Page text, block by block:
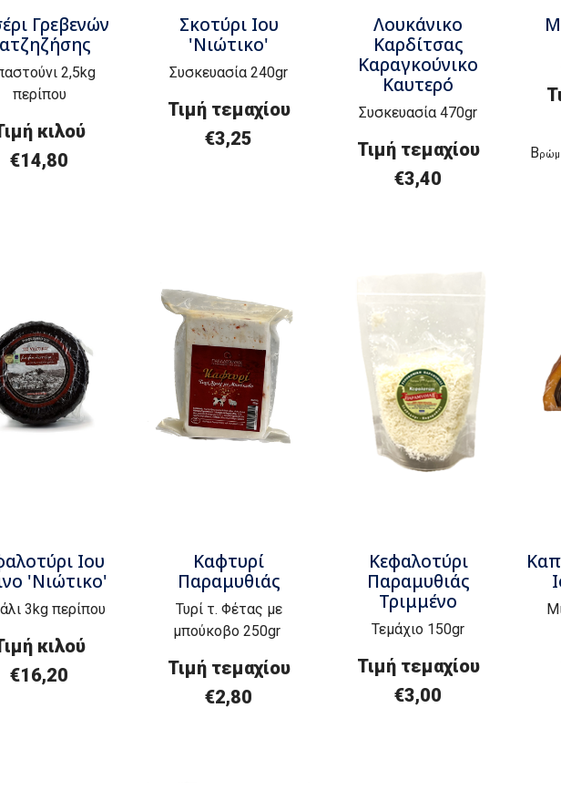
Γρεβενών
2,5kg
περίπου
κιλού
€14,80
Σκοτύρι Ιου
'Νιώτικο'
Συσκευασία 240gr
Τιμή τεμαχίου
€3,25
Λουκάνικο
Καρδίτσας
Καραγκούνικο
Καυτερό
Συσκευασία 470gr
Τιμή τεμαχίου
€3,40
Β
Ιου
'Νιώτικο'
3kg περίπου
κιλού
€16,20
Καφτυρί
Παραμυθιάς
Τυρί τ. Φέτας με
μπούκοβο 250gr
Τιμή τεμαχίου
€2,80
Κεφαλοτύρι
Παραμυθιάς
Τριμμένο
Τεμάχιο 150gr
Τιμή τεμαχίου
€3,00